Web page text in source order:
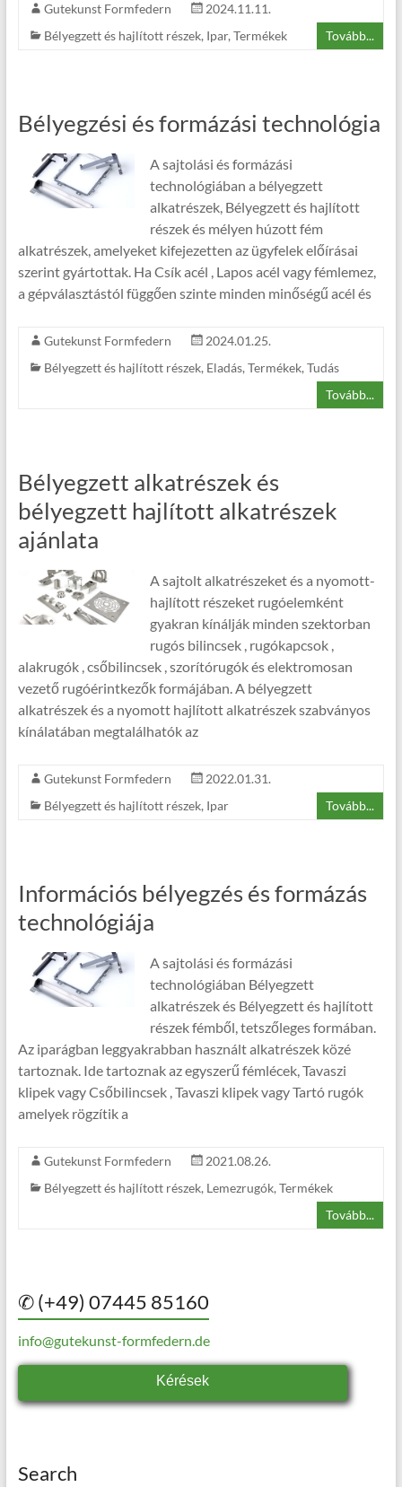
Gutekunst Formfedern
2024.11.11.
Bélyegzett és hajlított részek, Ipar, Termékek Tovább...
Bélyegzési és formázási technológia
A sajtolási és formázási
technológiában a bélyegzett
alkatrészek, Bélyegzett és hajlított
részek és mélyen húzott fém
alkatrészek, amelyeket kifejezetten az ügyfelek előírásai
szerint gyártottak. Ha Csík acél , Lapos acél vagy fémlemez,
a gépválasztástól függően szinte minden minőségű acél és
Gutekunst Formfedern
2024.01.25.
Bélyegzett és hajlított részek, Eladás, Termékek, Tudás
Tovább...
Bélyegzett alkatrészek és
bélyegzett hajlított alkatrészek
ajánlata
A sajtolt alkatrészeket és a nyomott-
hajlított részeket rugóelemként
gyakran kínálják minden szektorban
rugós bilincsek , rugókapcsok ,
alakrugók , csőbilincsek , szorítórugók és elektromosan
vezető rugóérintkezők formájában. A bélyegzett
alkatrészek és a nyomott hajlított alkatrészek szabványos
kínálatában megtalálhatók az
Gutekunst Formfedern
2022.01.31.
Bélyegzett és hajlított részek, Ipar Tovább...
Információs bélyegzés és formázás
technológiája
A sajtolási és formázási
technológiában Bélyegzett
alkatrészek és Bélyegzett és hajlított
részek fémből, tetszőleges formában.
Az iparágban leggyakrabban használt alkatrészek közé
tartoznak. Ide tartoznak az egyszerű fémlécek, Tavaszi
klipek vagy Csőbilincsek , Tavaszi klipek vagy Tartó rugók
amelyek rögzítik a
Gutekunst Formfedern
2021.08.26.
Bélyegzett és hajlított részek, Lemezrugók, Termékek
Tovább...
✆ (+49) 07445 85160
info@gutekunst-formfedern.de
Kérések
Search